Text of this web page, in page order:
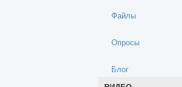
Файлы
Опросы
Блог